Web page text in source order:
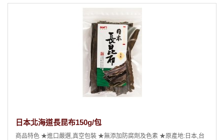
日本北海道長昆布150g/包
商品特色 ★進口嚴選,真空包裝 ★無添加防腐劑及色素 ★原產地:日本,台